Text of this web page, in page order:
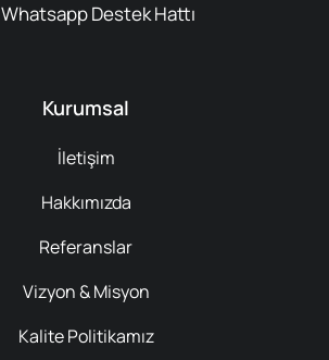
Whatsapp Destek Hattı
Kurumsal
İletişim
Hakkımızda
Referanslar
Vizyon & Misyon
Kalite Politikamız